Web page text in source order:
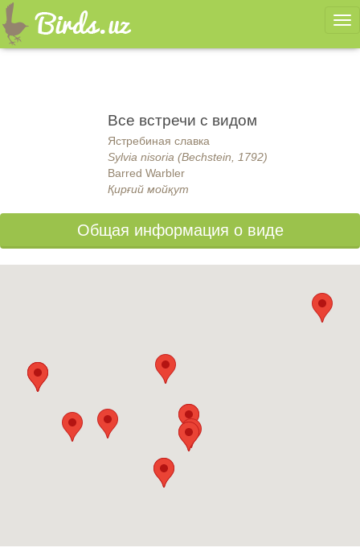
Все встречи с видом
Ястребиная славка
Sylvia nisoria (Bechstein, 1792)
Barred Warbler
Қирғий мойқут
Общая информация о виде